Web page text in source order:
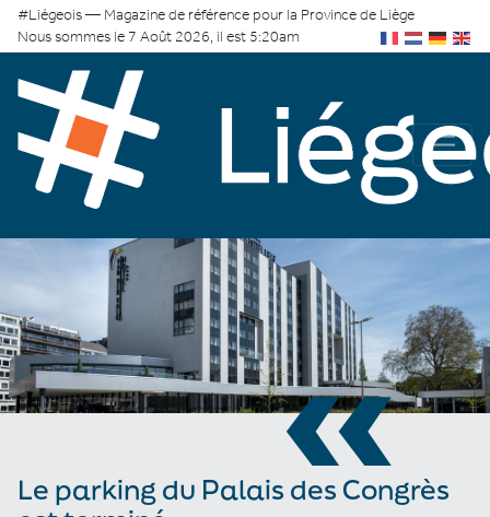
#Liégeois — Magazine de référence pour la Province de Liège
Nous sommes le 7 Août 2026, il est 5:20am
«
Le parking du Palais des Congrès